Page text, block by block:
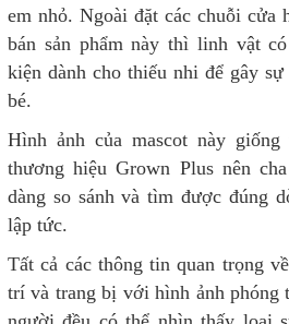
em nhỏ. Ngoài đặt các chuỗi cửa
bán sản phẩm này thì linh vật
kiện dành cho thiếu nhi để gây
bé.
Hình ảnh của mascot này
thương hiệu Grown Plus nên
dàng so sánh và tìm được đúng
lập tức.
Tất cả các thông tin quan trọng
trí và trang bị với hình ảnh phóng